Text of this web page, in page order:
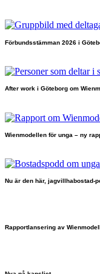
Förbundsstämman 2026 i
After work i Göteborg om
Wienmodellen för unga – ny
Nu är den här, jagvillhabostad-
Rapportlansering av